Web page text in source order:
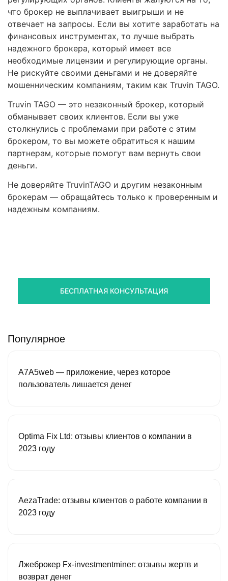
что брокер не выплачивает выигрыши и не
отвечает на запросы. Если вы хотите заработать на
финансовых инструментах, то лучше выбрать
надежного брокера, который имеет все
необходимые лицензии и регулирующие органы.
Не рискуйте своими деньгами и не доверяйте
мошенническим компаниям, таким как Truvin TAGO.
Truvin TAGO — это незаконный брокер, который
обманывает своих клиентов. Если вы уже
столкнулись с проблемами при работе с этим
брокером, то вы можете обратиться к нашим
партнерам, которые помогут вам вернуть свои
деньги.
Не доверяйте TruvinTAGO и другим незаконным
брокерам — обращайтесь только к проверенным и
надежным компаниям.
БЕСПЛАТНАЯ КОНСУЛЬТАЦИЯ
Популярное
A7A5web — приложение, через которое
пользователь лишается денег
Optima Fix Ltd: отзывы клиентов о компании в
2023 году
AezaTrade: отзывы клиентов о работе компании в
2023 году
Лжеброкер Fx-investmentminer: отзывы жертв и
возврат денег